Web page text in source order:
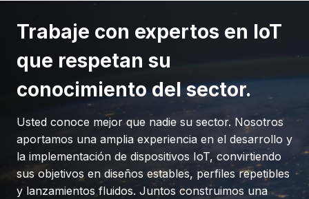
Trabaje con expertos en IoT
que respetan su
conocimiento del sector.
Usted conoce mejor que nadie su sector. Nosotros
aportamos una amplia experiencia en el desarrollo y
la implementación de dispositivos IoT, convirtiendo
sus objetivos en diseños estables, perfiles repetibles
y lanzamientos fluidos. Juntos construimos una